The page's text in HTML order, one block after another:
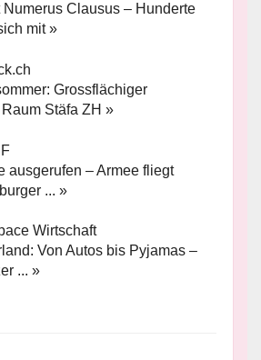
Numerus Clausus – Hunderte
mit »
Grossflächiger
Stäfa ZH »
ausgerufen – Armee fliegt
... »
Von Autos bis Pyjamas –
... »